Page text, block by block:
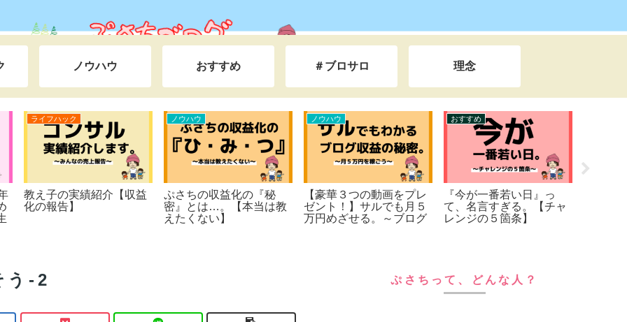
ノウハウ おすすめ ＃ブロサロ 理念
ライフハック
教え子の実績紹介【収益
化の報告】
ノウハウ
ぷさちの収益化の『秘
密』とは…。【本当は教
えたくない】
ノウハウ
【豪華３つの動画をプレ
ゼント！】サルでも月５
万円めざせる。～ブログ
おすすめ
『今が一番若い日』っ
て、名言すぎる。【チャ
レンジの５箇条】
う-2 ぷさちって、どんな人？